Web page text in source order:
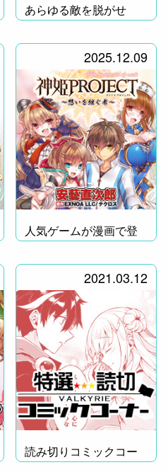
あらゆる敵を脱がせ
て、奴隷化!!
2025.12.09
人気ゲームが漫画で登
場！
2021.03.12
読み切りコミックコー
ナー！